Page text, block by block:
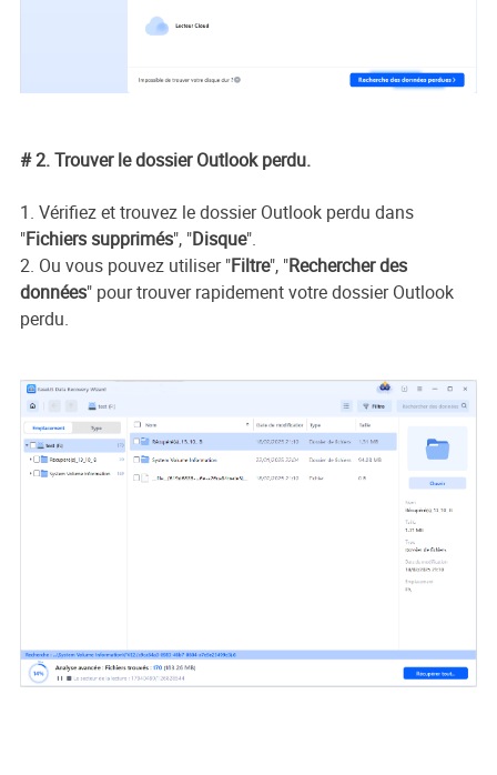
# 2. Trouver le dossier Outlook perdu.
1. Vérifiez et trouvez le dossier Outlook perdu dans
"Fichiers supprimés", "Disque".
2. Ou vous pouvez utiliser "Filtre", "Rechercher des
données" pour trouver rapidement votre dossier Outlook
perdu.